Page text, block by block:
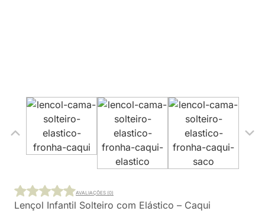
Lençol Infantil Solteiro com Elástico – Caqui
AVALIAÇÕES (0)